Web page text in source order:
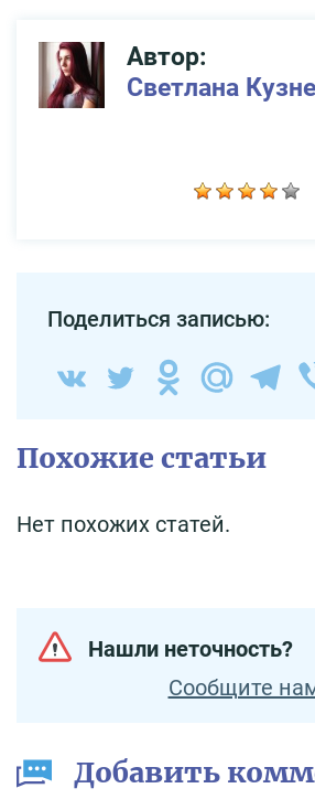
Автор:
Светлана
Поделиться записью:
Похожие статьи
Нет похожих статей.
Нашли неточность?
Сообщите
Добавить